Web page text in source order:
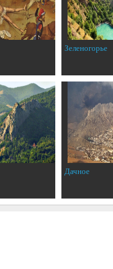
Зеленогорье
Дачное